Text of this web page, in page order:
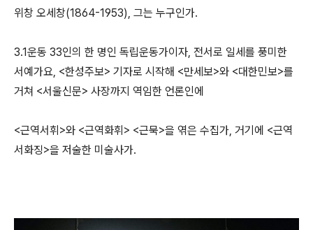
위창 오세창(1864-1953), 그는 누구인가.
3.1운동 33인의 한 명인 독립운동가이자, 전서로 일세를 풍미한
서예가요, <한성주보> 기자로 시작해 <만세보>와 <대한민보>를
거쳐 <서울신문> 사장까지 역임한 언론인에
<근역서휘>와 <근역화휘> <근묵>을 엮은 수집가, 거기에 <근역
서화징>을 저술한 미술사가.